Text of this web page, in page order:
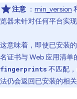
注意 ： min_version
览器未针对任何平台实
这意味着，即使已安装
名证书与 Web 应用清单
fingerprints 不匹配，
法仍会返回已安装的相关